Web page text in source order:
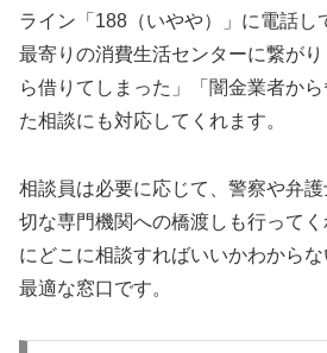
ライン「188（いやや）」に電話し
最寄りの消費生活センターに繋が
ら借りてしまった」「闇金業者か
た相談にも対応してくれます。
相談員は必要に応じて、警察や弁
切な専門機関への橋渡しも行って
にどこに相談すればいいかわから
最適な窓口です。